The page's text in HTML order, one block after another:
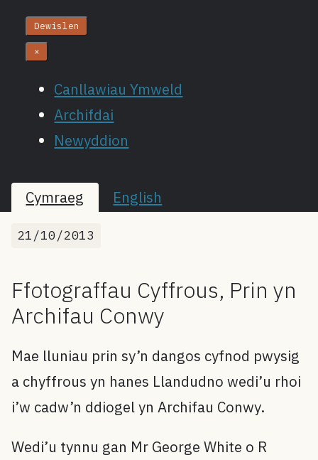
Dewislen
×
Canllawiau Ymweld
Archifdai
Newyddion
Cymraeg English
21/10/2013
Ffotograffau Cyffrous, Prin yn
Archifau Conwy
Mae lluniau prin sy’n dangos cyfnod pwysig
a chyffrous yn hanes Llandudno wedi’u rhoi
i’w cadw’n ddiogel yn Archifau Conwy.
Wedi’u tynnu gan Mr George White o R